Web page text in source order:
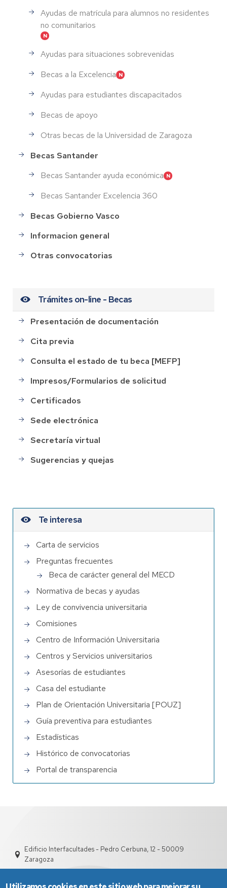
Ayudas de matrícula para alumnos no residentes
no comunitarios
Ayudas para situaciones sobrevenidas
Becas a la Excelencia
Ayudas para estudiantes discapacitados
Becas de apoyo
Otras becas de la Universidad de Zaragoza
Becas Santander
Becas Santander ayuda económica
Becas Santander Excelencia 360
Becas Gobierno Vasco
Informacion general
Otras convocatorias
Trámites on-line - Becas
Presentación de documentación
Cita previa
Consulta el estado de tu beca [MEFP]
Impresos/Formularios de solicitud
Certificados
Sede electrónica
Secretaría virtual
Sugerencias y quejas
Te interesa
Carta de servicios
Preguntas frecuentes
Beca de carácter general del MECD
Normativa de becas y ayudas
Ley de convivencia universitaria
Comisiones
Centro de Información Universitaria
Centros y Servicios universitarios
Asesorías de estudiantes
Casa del estudiante
Plan de Orientación Universitaria [POUZ]
Guía preventiva para estudiantes
Estadísticas
Histórico de convocatorias
Portal de transparencia
Edificio Interfacultades - Pedro Cerbuna, 12 - 50009
Zaragoza